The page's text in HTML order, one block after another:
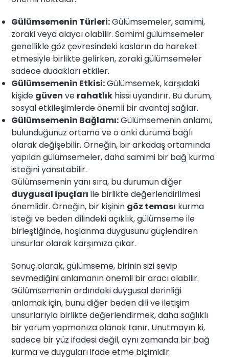
Gülümsemenin Türleri:Gülümsemeler, samimi,
zoraki veya alaycı olabilir. Samimi gülümsemeler
genellikle göz çevresindeki kasların da hareket
etmesiyle birlikte gelirken, zoraki gülümsemeler
sadece dudakları etkiler.
Gülümsemenin Etkisi:Gülümsemek, karşıdaki
kişide güven ve rahatlık hissi uyandırır. Bu durum,
sosyal etkileşimlerde önemli bir avantaj sağlar.
Gülümsemenin Bağlamı:Gülümsemenin anlamı,
bulunduğunuz ortama ve o anki duruma bağlı
olarak değişebilir. Örneğin, bir arkadaş ortamında
yapılan gülümsemeler, daha samimi bir bağ kurma
isteğini yansıtabilir.
Gülümsemenin yanı sıra, bu durumun diğer
duygusal ipuçları ile birlikte değerlendirilmesi
önemlidir. Örneğin, bir kişinin göz teması kurma
isteği ve beden dilindeki açıklık, gülümseme ile
birleştiğinde, hoşlanma duygusunu güçlendiren
unsurlar olarak karşımıza çıkar.
Sonuç olarak, gülümseme, birinin sizi sevip
sevmediğini anlamanın önemli bir aracı olabilir.
Gülümsemenin ardındaki duygusal derinliği
anlamak için, bunu diğer beden dili ve iletişim
unsurlarıyla birlikte değerlendirmek, daha sağlıklı
bir yorum yapmanıza olanak tanır. Unutmayın ki,
sadece bir yüz ifadesi değil, aynı zamanda bir bağ
kurma ve duyguları ifade etme biçimidir.